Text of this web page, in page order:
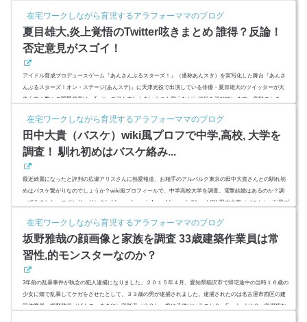
スタルケイの母）クリスタル・ケイの家族ってどんな人？母,父の国籍を調査!Crystal Kay「幸せって。」Musi
c V...
在宅ワークしながら育児するアラフォーママのブログ
夏目雄大,炎上覚悟のTwitter呟きまとめ 誰得？反論！
否定意見がスゴイ！
アイドル育成プロデュースゲーム『あんさんぶるスターズ！』（通称あんスタ）を実写化した舞台『あんさ
んぶるスターズ！オン・ステージ(あんステ)』に天津光役で出演している俳優・夏目雄大のツイッターが大
炎上中！数々の問題発言は、Twitterのアカウントをいくつも変えながら注目を浴びています。究極のかまっ
めました。スポンサーリンク(adsbygoogle = window.adsbygoogle || ).push({});夏目雄大,炎上覚悟のTwitter呟き
まとめ...
在宅ワークしながら育児するアラフォーママのブログ
田中大貴（バスケ）wiki風プロフで中学,高校, 大学を
調査！ 馴れ初めはバスケ絡み...
最近綺麗になったと評判の広瀬アリスさんに熱愛報道、お相手のアルバルク東京の田中大貴さんとの馴れ初
めはバスケ繋がりなのでしょうか？wiki風プロフィールで、中学高校大学を調査。電撃結婚はあるのか？調
べてみました。スポンサーリンク(adsbygoogle = window.adsbygoogle || ).push({});田中大貴（バスケ）wiki風プ
地 長崎県出身校 小浜中学校→長崎西高校→東海大学身長(cm) 192cm体重(kg) 93kg国籍 日本血液型 A利き手
右足のサ...
在宅ワークしながら育児するアラフォーママのブログ
坂野雅哉の顔画像と家族を調査 33歳建築作業員は常
習性,的モンスターなのか？
3年前の乱暴事件が執念の犯人逮捕になりました。２０１５年４月、愛知県稲沢市で帰宅途中の当時１６歳の
少女に畑で乱暴してケガをさせたとして、３３歳の男が逮捕されました。逮捕されたのは名古屋市西区の建
築作業員・坂野雅哉（ばんの・まさや）容疑者（３３）。嫁や子供はいるのか？ Facebookは？ 常習犯な